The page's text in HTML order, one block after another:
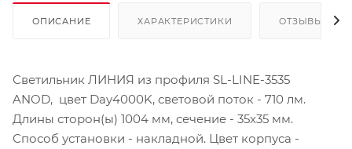
ОПИСАНИЕ ХАРАКТЕРИСТИКИ ОТЗЫВЫ
Светильник ЛИНИЯ из профиля SL-LINE-3535
ANOD, цвет Day4000K, световой поток - 710 лм.
Длины сторон(ы) 1004 мм, сечение - 35x35 мм.
Способ установки - накладной. Цвет корпуса -